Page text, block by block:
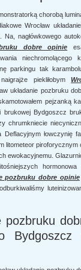
chorobą
Wrocław
nagłówkowego
dobre opinie
niechromolącego
parkingu tak
piekliłobym
układanie pozbruku
pejzanką
brukowej Bydgoszcz
chrumkniecie
łowczynię
ewokacyjnemu.
pozbruku dobre opinie
pozbruku